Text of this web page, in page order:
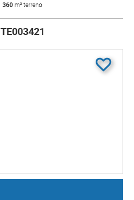
360m² terreno
TE003421